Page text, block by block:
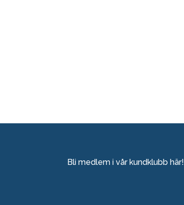
Bli medlem i vår kundklubb här!